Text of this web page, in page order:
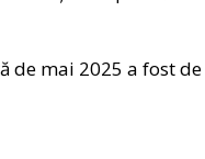
mai 2025 a fost